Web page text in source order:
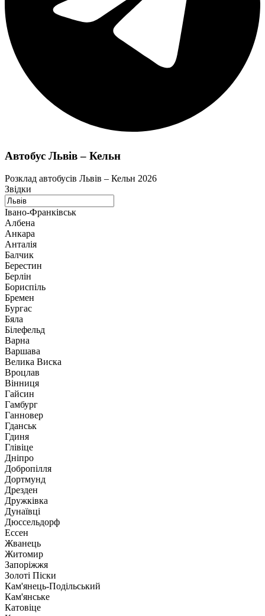
Автобус Львів – Кельн
Розклад автобусів Львів – Кельн 2026
Звідки
Івано-Франківськ
Албена
Анкара
Анталія
Балчик
Берестин
Берлін
Бориспіль
Бремен
Бургас
Бяла
Білефельд
Варна
Варшава
Велика Виска
Вроцлав
Вінниця
Гайсин
Гамбург
Ганновер
Гданськ
Гдиня
Глівіце
Дніпро
Добропілля
Дортмунд
Дрезден
Дружківка
Дунаївці
Дюссельдорф
Ессен
Жванець
Житомир
Запоріжжя
Золоті Піски
Кам'янець-Подільський
Кам'янське
Катовіце